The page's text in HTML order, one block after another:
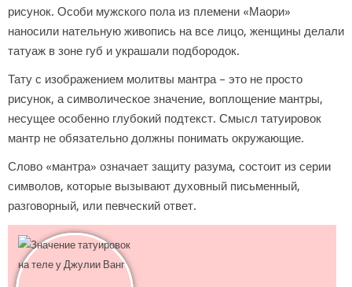
рисунок. Особи мужского пола из племени «Маори»
наносили нательную живопись на все лицо, женщины делали
татуаж в зоне губ и украшали подбородок.
Тату с изображением молитвы мантра – это не просто
рисунок, а символическое значение, воплощение мантры,
несущее особенно глубокий подтекст. Смысл татуировок
мантр не обязательно должны понимать окружающие.
Слово «мантра» означает защиту разума, состоит из серии
символов, которые вызывают духовный письменный,
разговорный, или певческий ответ.